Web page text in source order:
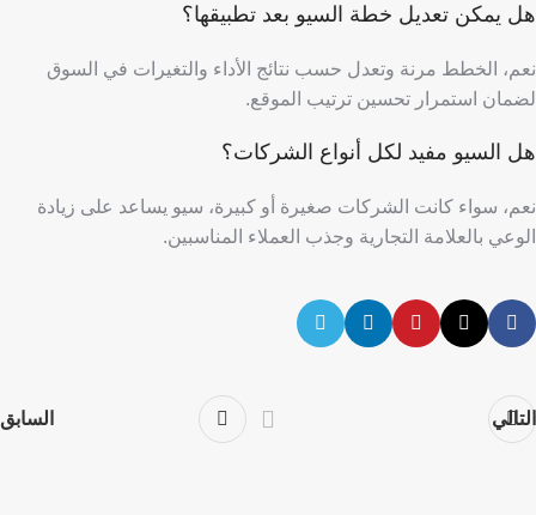
هل يمكن تعديل خطة السيو بعد تطبيقها؟
نعم، الخطط مرنة وتعدل حسب نتائج الأداء والتغيرات في السوق
لضمان استمرار تحسين ترتيب الموقع.
هل السيو مفيد لكل أنواع الشركات؟
نعم، سواء كانت الشركات صغيرة أو كبيرة، سيو يساعد على زيادة
الوعي بالعلامة التجارية وجذب العملاء المناسبين.
التالي السابق